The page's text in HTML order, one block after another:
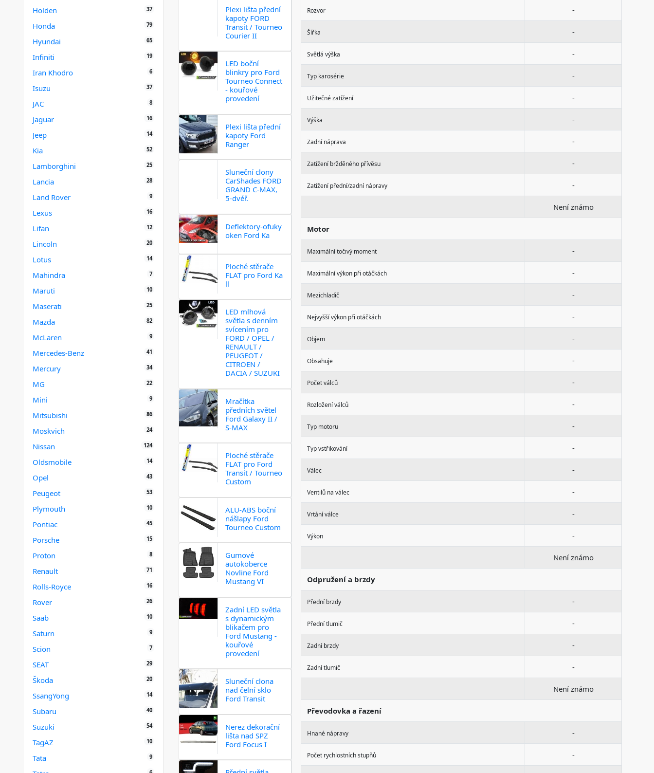
Holden 37
Honda 79
Hyundai 65
Infiniti 19
Iran Khodro 6
Isuzu 37
JAC 8
Jaguar 16
Jeep 14
Kia 52
Lamborghini 25
Lancia 28
Land Rover 9
Lexus 16
Lifan 12
Lincoln 20
Lotus 14
Mahindra 7
Maruti 10
Maserati 25
Mazda 82
McLaren 9
Mercedes-Benz 41
Mercury 34
MG 22
Mini 9
Mitsubishi 86
Moskvich 24
Nissan 124
Oldsmobile 14
Opel 43
Peugeot 53
Plymouth 10
Pontiac 45
Porsche 15
Proton 8
Renault 71
Rolls-Royce 16
Rover 26
Saab 10
Saturn 9
Scion 7
SEAT 29
Škoda 20
SsangYong 14
Subaru 40
Suzuki 54
TagAZ 10
Tata 9
Plexi lišta přední
kapoty FORD
Transit / Tourneo
Courier II
LED boční
blinkry pro Ford
Tourneo Connect
- kouřové
provedení
Plexi lišta přední
kapoty Ford
Ranger
Sluneční clony
CarShades FORD
GRAND C-MAX,
5-dvéř.
Deflektory-ofuky
oken Ford Ka
Ploché stěrače
FLAT pro Ford Ka
ll
LED mlhová
světla s denním
svícením pro
FORD / OPEL /
RENAULT /
PEUGEOT /
CITROEN /
DACIA / SUZUKI
Mračítka
předních světel
Ford Galaxy II /
S-MAX
Ploché stěrače
FLAT pro Ford
Transit / Tourneo
Custom
ALU-ABS boční
nášlapy Ford
Tourneo Custom
Gumové
autokoberce
Novline Ford
Mustang VI
Zadní LED světla
s dynamickým
blikačem pro
Ford Mustang -
kouřové
provedení
Sluneční clona
nad čelní sklo
Ford Transit
Nerez dekorační
lišta nad SPZ
Ford Focus I
Rozvor -
Šířka -
Světlá výška -
Typ karosérie -
Užitečné zatížení -
Výška -
Zadní náprava -
Zatížení bržděného přívěsu -
Zatížení přední/zadní nápravy -
Není známo
Motor
Maximální točivý moment -
Maximální výkon při otáčkách -
Mezichladič -
Nejvyšší výkon při otáčkách -
Objem -
Obsahuje -
Počet válců -
Rozložení válců -
Typ motoru -
Typ vstřikování -
Válec -
Ventilů na válec -
Vrtání válce -
Výkon -
Není známo
Odpružení a brzdy
Přední brzdy -
Přední tlumič -
Zadní brzdy -
Zadní tlumič -
Není známo
Převodovka a řazení
Hnané nápravy -
Počet rychlostních stupňů -